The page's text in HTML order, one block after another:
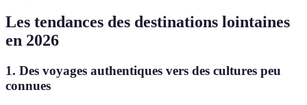
Les tendances des destinations lointaines
en 2026
1. Des voyages authentiques vers des cultures peu
connues